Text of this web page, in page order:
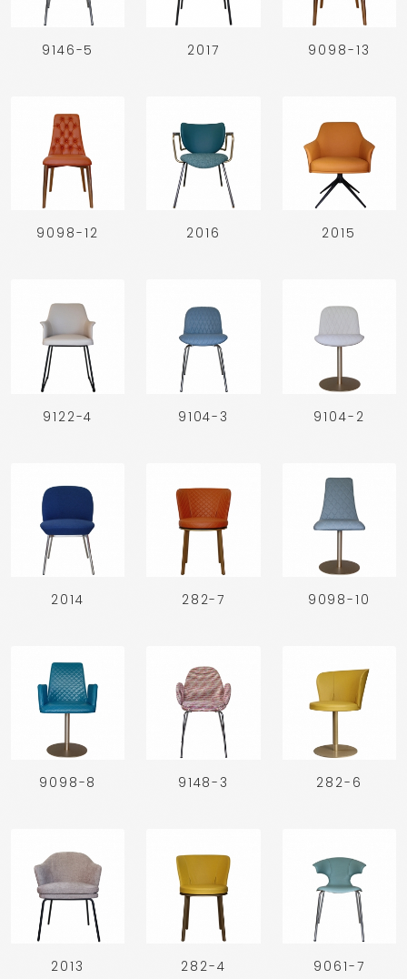
9146-5 2017 9098-13
9098-12 2016 2015
9122-4 9104-3 9104-2
2014 282-7 9098-10
9098-8 9148-3 282-6
2013 282-4 9061-7